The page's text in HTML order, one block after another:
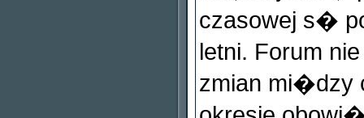
czasowej s�
letni. Forum
zmian mi�dzy